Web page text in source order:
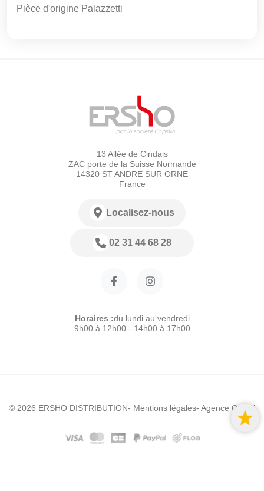
Pièce d'origine Palazzetti
13 Allée de Cindais
ZAC porte de la Suisse Normande
14320 ST ANDRE SUR ORNE
France
Localisez-nous
02 31 44 68 28
Horaires :du lundi au vendredi
9h00 à 12h00 - 14h00 à 17h00
© 2026 ERSHO DISTRIBUTION- Mentions légales- Agence Colibri